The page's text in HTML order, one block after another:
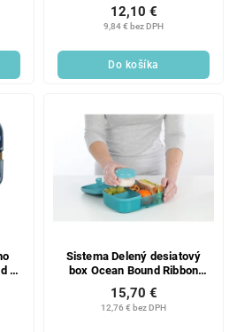
9,84 € bez DPH
12,10 €
Do košíka
-
Sistema Delený desiatový
box Ocean Bound Ribbon
Lunch s nádobou na jogurt
1,1 l, mix farieb
12,76 € bez DPH
15,70 €